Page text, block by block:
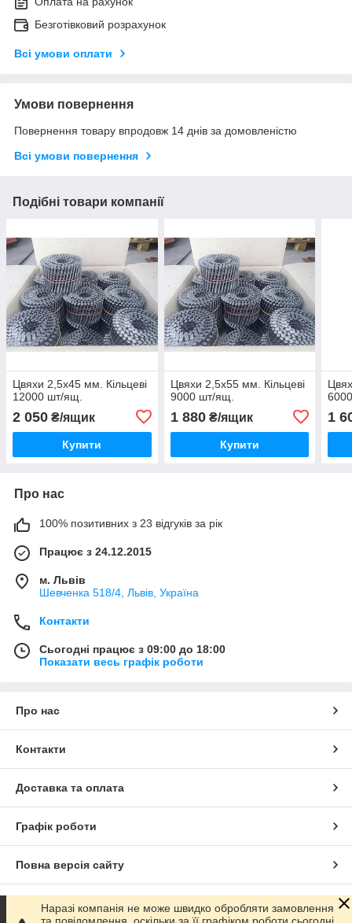
Безготівковий розрахунок
Всі умови оплати
Умови повернення
Повернення товару впродовж 14 днів за домовленістю
Всі умови повернення
Подібні товари компанії
Цвяхи 2,5х45 мм. Кільцеві
12000 шт/ящ.
2 050 ₴/ящик
Купити
Цвяхи 2,5х55 мм. Кільцеві
9000 шт/ящ.
1 880₴/ящик
Купити
1
Про нас
100% позитивних з 23 відгуків за рік
Працює з 24.12.2015
м. Львів
Шевченка 518/4, Львів, Україна
Контакти
Сьогодні працює з 09:00 до 18:00
Показати весь графік роботи
Про нас
Контакти
Доставка та оплата
Графік роботи
Повна версія сайту
Сайт створено на маркетплейсі Prom.ua
Наразі компанія не може швидко обробляти замовлення